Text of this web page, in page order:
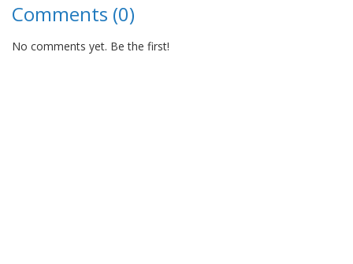
Comments (0)
No comments yet. Be the first!